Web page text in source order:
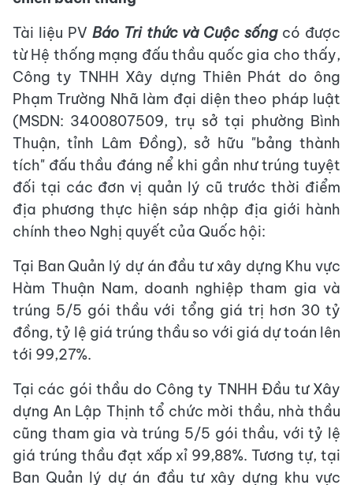
Tài liệu PV Báo Tri thức và Cuộc sống có được
từ Hệ thống mạng đấu thầu quốc gia cho thấy,
Công ty TNHH Xây dựng Thiên Phát do ông
Phạm Trường Nhã làm đại diện theo pháp luật
(MSDN: 3400807509, trụ sở tại phường Bình
Thuận, tỉnh Lâm Đồng), sở hữu "bảng thành
tích" đấu thầu đáng nể khi gần như trúng tuyệt
đối tại các đơn vị quản lý cũ trước thời điểm
địa phương thực hiện sáp nhập địa giới hành
chính theo Nghị quyết của Quốc hội:
Tại Ban Quản lý dự án đầu tư xây dựng Khu vực
Hàm Thuận Nam, doanh nghiệp tham gia và
trúng 5/5 gói thầu với tổng giá trị hơn 30 tỷ
đồng, tỷ lệ giá trúng thầu so với giá dự toán lên
tới 99,27%.
Tại các gói thầu do Công ty TNHH Đầu tư Xây
dựng An Lập Thịnh tổ chức mời thầu, nhà thầu
cũng tham gia và trúng 5/5 gói thầu, với tỷ lệ
giá trúng thầu đạt xấp xỉ 99,88%. Tương tự, tại
Ban Quản lý dự án đầu tư xây dựng khu vực